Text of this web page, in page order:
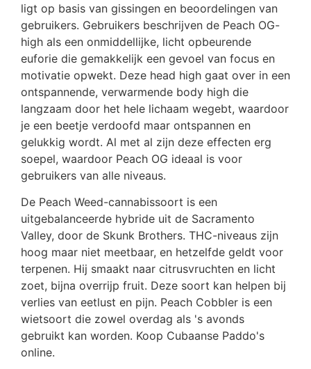
ligt op basis van gissingen en beoordelingen van
gebruikers. Gebruikers beschrijven de Peach OG-
high als een onmiddellijke, licht opbeurende
euforie die gemakkelijk een gevoel van focus en
motivatie opwekt. Deze head high gaat over in een
ontspannende, verwarmende body high die
langzaam door het hele lichaam wegebt, waardoor
je een beetje verdoofd maar ontspannen en
gelukkig wordt. Al met al zijn deze effecten erg
soepel, waardoor Peach OG ideaal is voor
gebruikers van alle niveaus.
De Peach Weed-cannabissoort is een
uitgebalanceerde hybride uit de Sacramento
Valley, door de Skunk Brothers. THC-niveaus zijn
hoog maar niet meetbaar, en hetzelfde geldt voor
terpenen. Hij smaakt naar citrusvruchten en licht
zoet, bijna overrijp fruit. Deze soort kan helpen bij
verlies van eetlust en pijn. Peach Cobbler is een
wietsoort die zowel overdag als 's avonds
gebruikt kan worden. Koop Cubaanse Paddo's
online.